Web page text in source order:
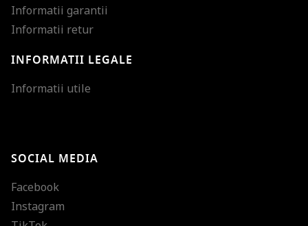
Informatii garantii
Informatii retur
INFORMATII LEGALE
Informatii utile
SOCIAL MEDIA
Facebook
Instagram